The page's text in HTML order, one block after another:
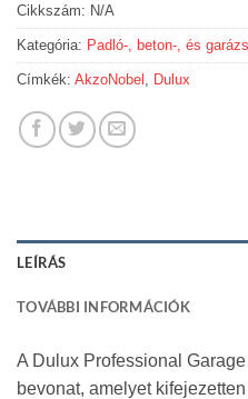
Cikkszám: N/A
Kategória: Padló-, beton-, és
Címkék: AkzoNobel , Dulux
LEÍRÁS
TOVÁBBI INFORMÁCIÓK
A Dulux Professional
bevonat, amelyet